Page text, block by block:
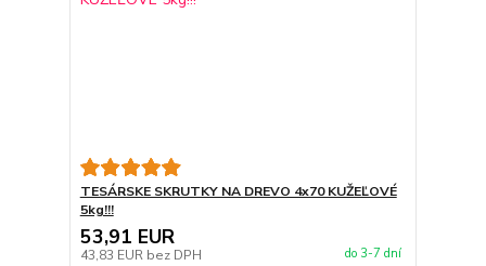
TESÁRSKE SKRUTKY NA DREVO 4x70 KUŽEĽOVÉ
5kg!!!
53,91 EUR
43,83 EUR bez DPH do 3-7 dní